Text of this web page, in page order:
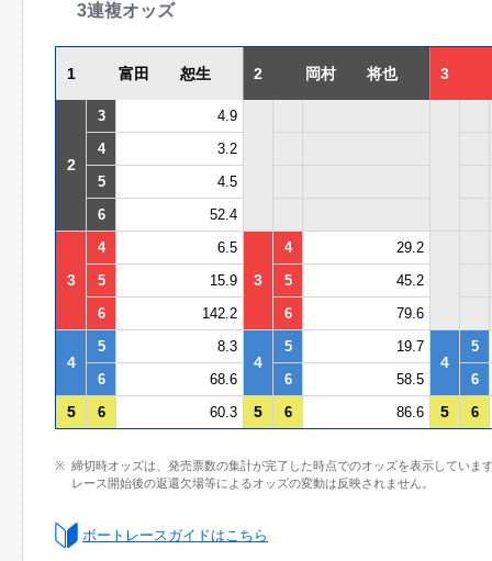
3連複オッズ
1 富田 恕生 2 岡村 将也 3
2
3
4.9
4
3.2
5
4.5
6
52.4
3
4 6.5
3
4
29.2
5
15.9 5
45.2
6
142.2 6 79.6
4
5 8.3
4
5 19.7
4
5
6
68.6 6 58.5 6
5 6 60.3 5 6 86.6 5 6
締切時オッズは、発売票数の集計が完了した時点でのオッズを表示していま
レース開始後の返還欠場等によるオッズの変動は反映されません。
ボートレースガイドはこちら